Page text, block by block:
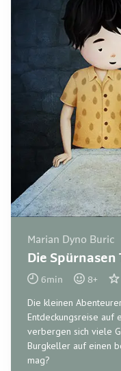
Marian Dyno Buric
Die Spürnasen
6min 8+
Die kleinen
Entdeckungsreise auf
verbergen sich viele
Burgkeller auf einen
mag?